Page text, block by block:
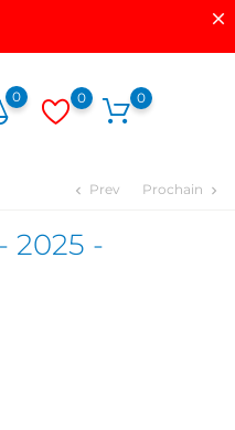
0 0 0
chevron_left Prev Prochain chevron_right
2025 -